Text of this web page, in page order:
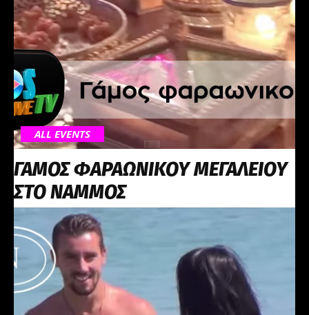
ALL EVENTS
ΓΑΜΟΣ ΦΑΡΑΩΝΙΚΟΥ ΜΕΓΑΛΕΙΟΥ
ΣΤΟ NΑΜΜΟΣ